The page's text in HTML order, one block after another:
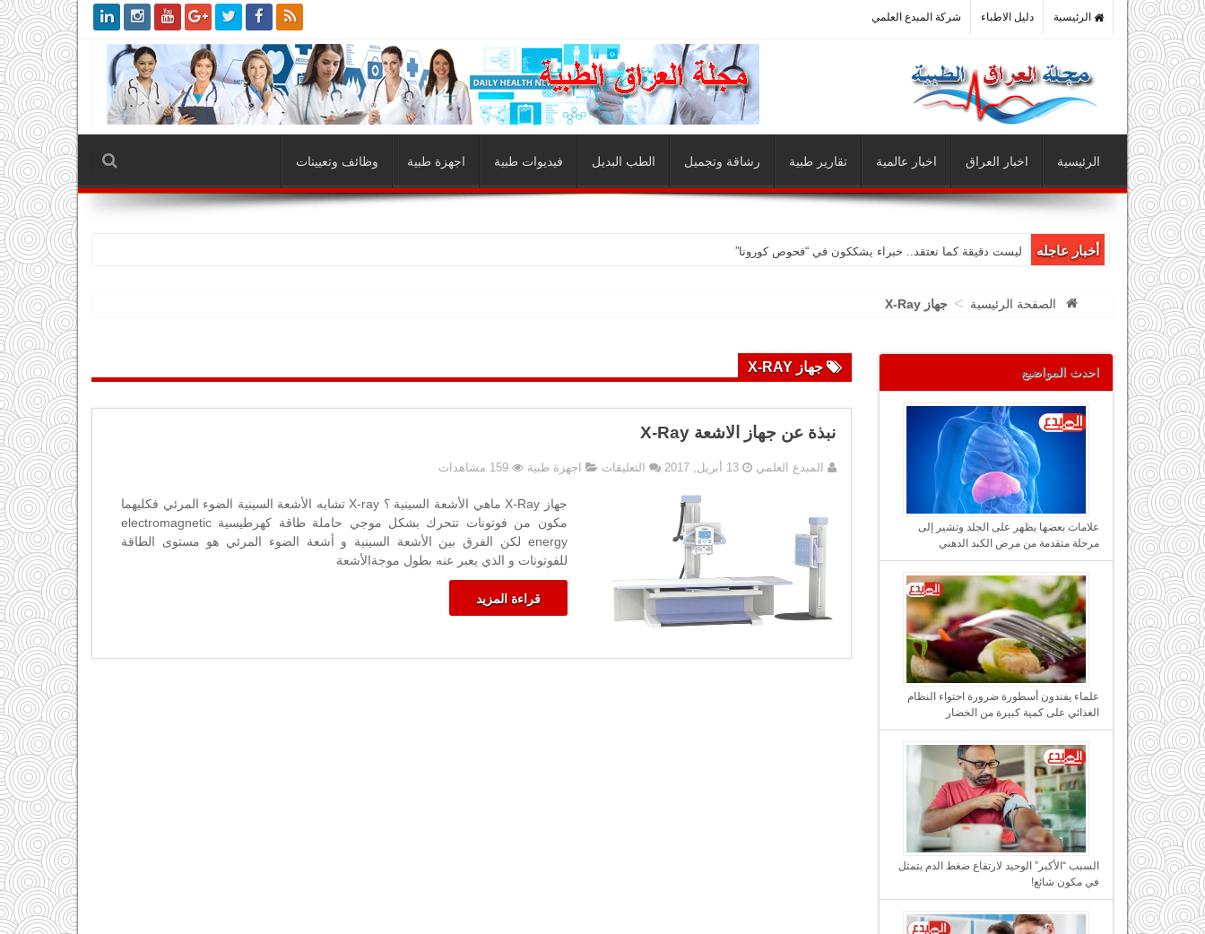
الرئيسية دليل الاطباء شركة المبدع العلمي
الرئيسية اخبار العراق اخبار عالمية تقارير طبية رشاقة وتجميل الطب البديل فيديوات طبية اجهزة طبية وظائف وتعيينات
أخبار عاجله ليست دقيقة كما نعتقد.. خبراء يشككون في “فحوص كورونا”
الصفحة الرئيسية > جهاز X-Ray
جهاز X-RAY
نبذة عن جهاز الاشعة X-Ray
المبدع العلمي 13 أبريل, 2017 التعليقاتعلىاجهزة طبية 159 مشاهدات
جهاز X-Ray ماهي الأشعة السينية ؟ X-ray تشابه الأشعة السينية الضوء المرئي فكليهما
مكون من فوتونات تتحرك بشكل موجي حاملة طاقة كهرطيسية electromagnetic
energy لكن الفرق بين الأشعة السينية و أشعة الضوء المرئي هو مستوى الطاقة
للفوتونات و الذي يعبر عنه بطول موجةالأشعة
قراءة المزيد
احدث المواضيع
علامات بعضها يظهر على الجلد وتشير إلى
مرحلة متقدمة من مرض الكبد الدهني
علماء يفندون أسطورة ضرورة احتواء النظام
الغذائي على كمية كبيرة من الخضار
السبب “الأكبر” الوحيد لارتفاع ضغط الدم يتمثل
في مكون شائع!